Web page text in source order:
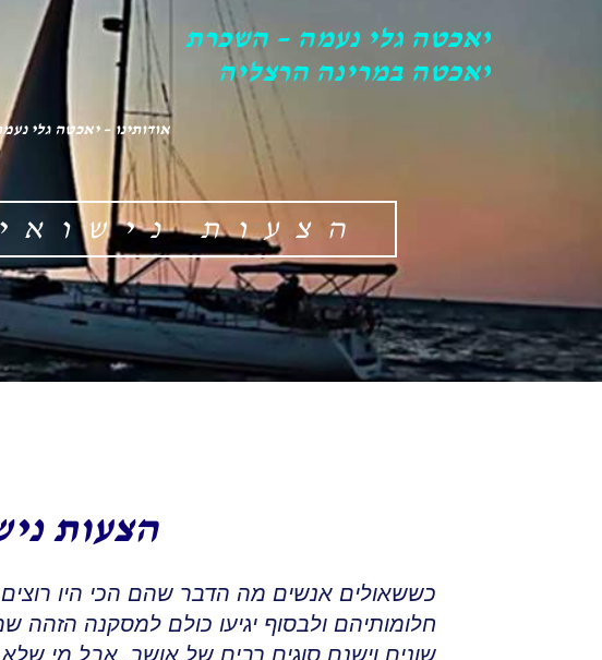
יאכטה גלי נעמה – השכרת
יאכטה במרינה הרצליה
אודותינו – יאכטה גלי
הצעות
הצעות
כששאולים אנשים מה הדבר שהם הכי היו רוצים
חלומותיהם ולבסוף יגיעו כולם למסקנה הזהה
שונים וישנם סוגים רבים של אושר, אבל מי שלא